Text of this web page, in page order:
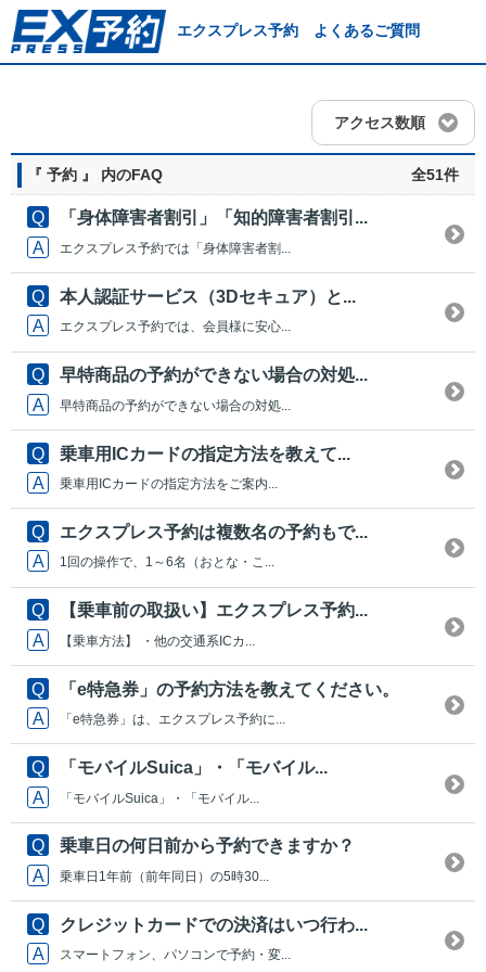
エクスプレス予約 よくあるご質問
アクセス数順
『 予約 』 内のFAQ 全51件
「身体障害者割引」「知的障害者割引...
エクスプレス予約では「身体障害者割...
本人認証サービス（3Dセキュア）と...
エクスプレス予約では、会員様に安心...
早特商品の予約ができない場合の対処...
早特商品の予約ができない場合の対処...
乗車用ICカードの指定方法を教えて...
乗車用ICカードの指定方法をご案内...
エクスプレス予約は複数名の予約もで...
1回の操作で、1～6名（おとな・こ...
【乗車前の取扱い】エクスプレス予約...
【乗車方法】 ・他の交通系ICカ...
「e特急券」の予約方法を教えてください。
「e特急券」は、エクスプレス予約に...
「モバイルSuica」・「モバイル...
「モバイルSuica」・「モバイル...
乗車日の何日前から予約できますか？
乗車日1年前（前年同日）の5時30...
クレジットカードでの決済はいつ行わ...
スマートフォン、パソコンで予約・変...